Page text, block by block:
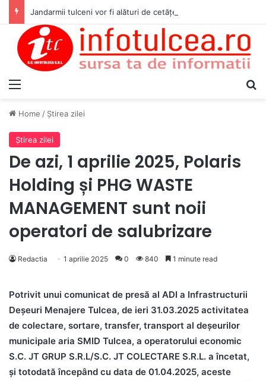
Home / Ştirea zilei
Ştirea zilei
De azi, 1 aprilie 2025, Polaris
Holding și PHG WASTE
MANAGEMENT sunt noii
operatori de salubrizare
Redactia 1 aprilie 2025 0 840 1 minute read
Potrivit unui comunicat de presă al ADI a Infrastructurii
Deșeuri Menajere Tulcea, de ieri 31.03.2025 activitatea
de colectare, sortare, transfer, transport al deșeurilor
municipale aria SMID Tulcea, a operatorului economic
S.C. JT GRUP S.R.L/S.C. JT COLECTARE S.R.L. a încetat,
şi totodată începând cu data de 01.04.2025, aceste